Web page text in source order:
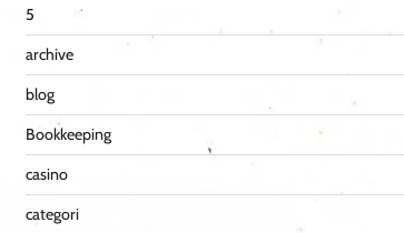
5
archive
blog
Bookkeeping
casino
categori